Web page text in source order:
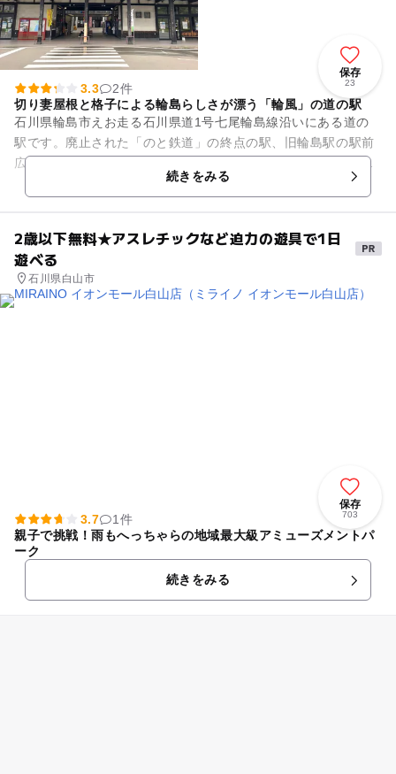
保存
23
3.3
2件
切り妻屋根と格子による輪島らしさが漂う「輪風」の道の駅
石川県輪島市えお走る石川県道1号七尾輪島線沿いにある道の
駅です。廃止された「のと鉄道」の終点の駅、旧輪島駅の駅前
広場を活用して作られました。今でも、線路とホームが保存さ
れています。駅名標には、次...続きをみる
2歳以下無料★アスレチックなど迫力の遊具で1日
遊べる
石川県白山市
保存
703
3.7
1件
親子で挑戦！雨もへっちゃらの地域最大級アミューズメントパ
ーク
続きをみる